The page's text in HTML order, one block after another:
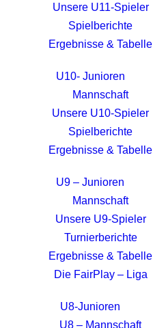
Unsere U11-Spieler
Spielberichte
Ergebnisse & Tabelle
U10- Junioren
Mannschaft
Unsere U10-Spieler
Spielberichte
Ergebnisse & Tabelle
U9 – Junioren
Mannschaft
Unsere U9-Spieler
Turnierberichte
Ergebnisse & Tabelle
Die FairPlay – Liga
U8-Junioren
U8 – Mannschaft